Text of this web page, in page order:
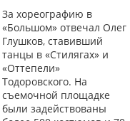
За хореографию в
«Большом» отвечал Олег
Глушков, ставивший
танцы в «Стилягах» и
«Оттепели»
Тодоровского. На
съемочной площадке
были задействованы